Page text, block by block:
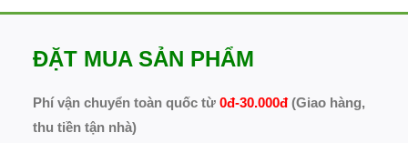
ĐẶT MUA SẢN PHẨM
Phí vận chuyển toàn quốc từ 0đ-30.000đ(Giao hàng,
thu tiền tận nhà)